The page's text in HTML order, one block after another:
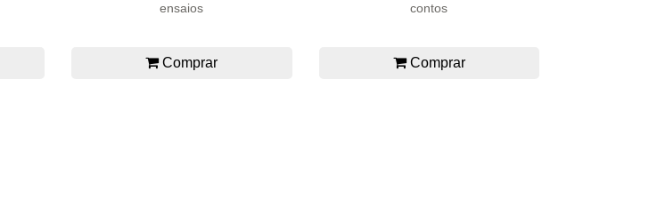
ensaios
Comprar
contos
Comprar